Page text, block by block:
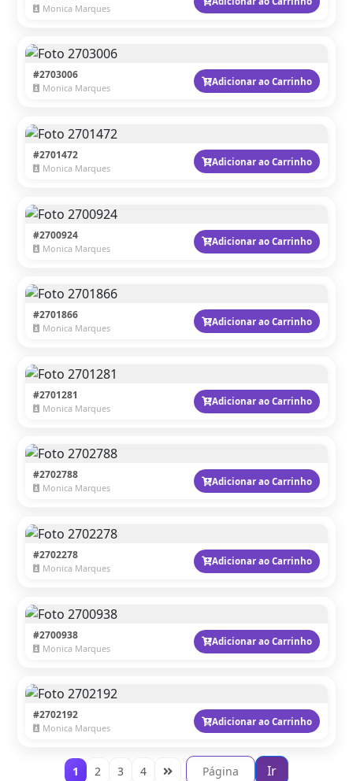
Monica Marques
#2703006
Monica Marques
Adicionar ao Carrinho
#2701472
Monica Marques
Adicionar ao Carrinho
#2700924
Monica Marques
Adicionar ao Carrinho
#2701866
Monica Marques
Adicionar ao Carrinho
#2701281
Monica Marques
Adicionar ao Carrinho
#2702788
Monica Marques
Adicionar ao Carrinho
#2702278
Monica Marques
Adicionar ao Carrinho
#2700938
Monica Marques
Adicionar ao Carrinho
#2702192
Monica Marques
Adicionar ao Carrinho
1 2 3 4 Ir